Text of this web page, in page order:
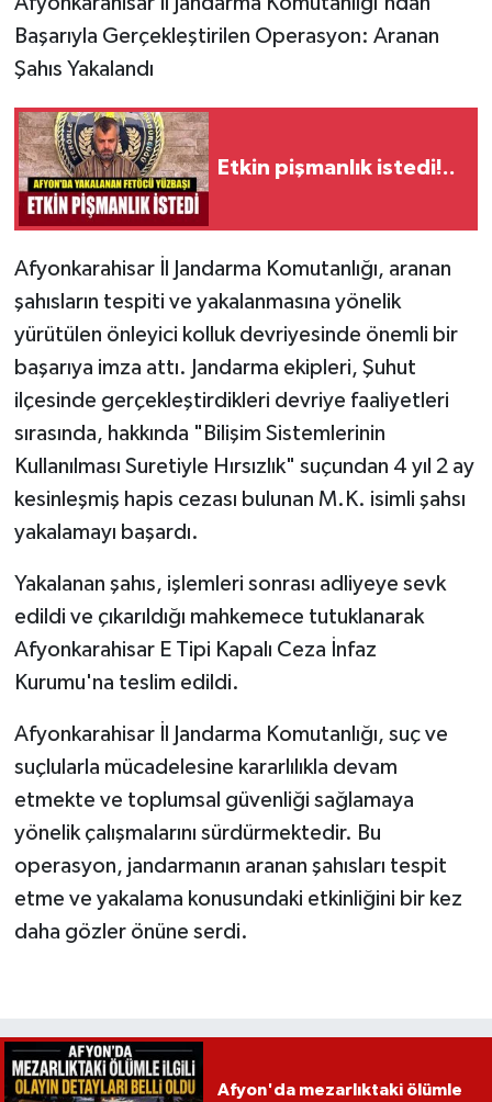
Başarıyla Gerçekleştirilen Operasyon: Aranan
Şahıs Yakalandı
Etkin pişmanlık istedi!..
Afyonkarahisar İl Jandarma Komutanlığı, aranan
şahısların tespiti ve yakalanmasına yönelik
yürütülen önleyici kolluk devriyesinde önemli bir
başarıya imza attı. Jandarma ekipleri, Şuhut
ilçesinde gerçekleştirdikleri devriye faaliyetleri
sırasında, hakkında "Bilişim Sistemlerinin
Kullanılması Suretiyle Hırsızlık" suçundan 4 yıl 2 ay
kesinleşmiş hapis cezası bulunan M.K. isimli şahsı
yakalamayı başardı.
Yakalanan şahıs, işlemleri sonrası adliyeye sevk
edildi ve çıkarıldığı mahkemece tutuklanarak
Afyonkarahisar E Tipi Kapalı Ceza İnfaz
Kurumu'na teslim edildi.
Afyonkarahisar İl Jandarma Komutanlığı, suç ve
suçlularla mücadelesine kararlılıkla devam
etmekte ve toplumsal güvenliği sağlamaya
yönelik çalışmalarını sürdürmektedir. Bu
operasyon, jandarmanın aranan şahısları tespit
etme ve yakalama konusundaki etkinliğini bir kez
daha gözler önüne serdi.
Afyon'da mezarlıktaki ölümle